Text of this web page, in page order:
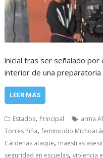
inicial tras ser señalado
interior de una preparatoria
LEER MÁS
Estados, Principal arma
Torres Piña,feminicidio
Cárdenas ataque, maestras
seguridad en escuelas,violencia